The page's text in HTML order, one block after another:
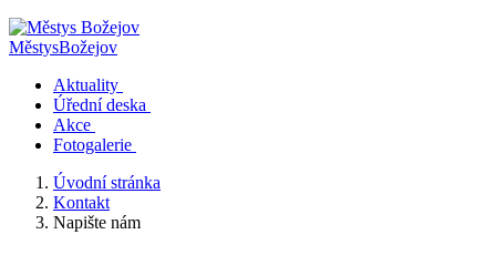
MěstysBožejov
Aktuality
Úřední deska
Akce
Fotogalerie
Úvodní stránka
Kontakt
Napište nám